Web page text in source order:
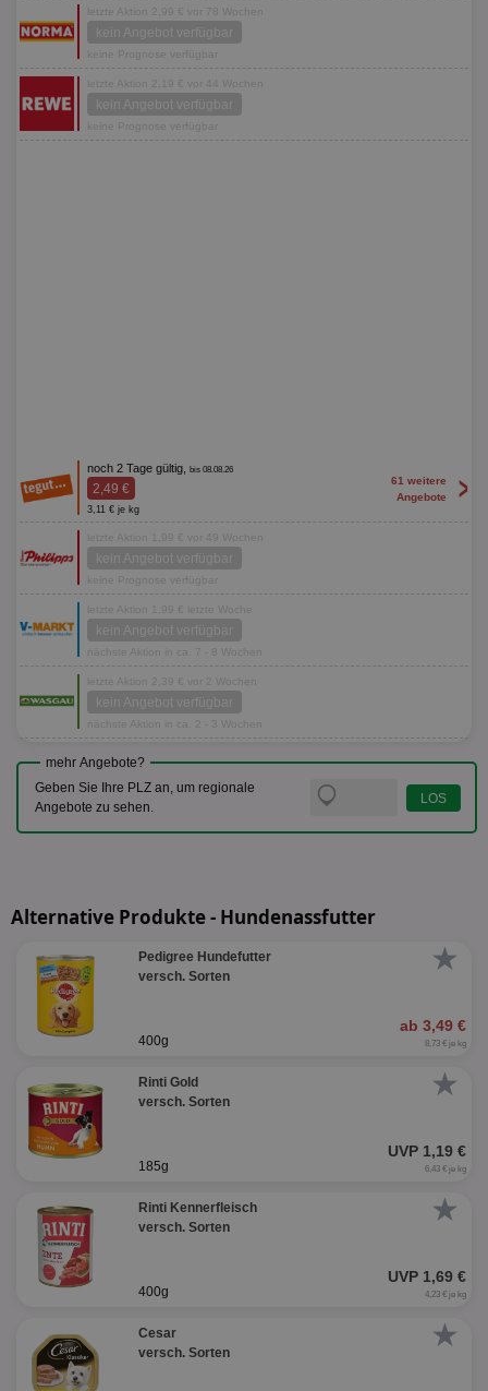
letzte Aktion 2,99 € vor 78 Wochen
kein Angebot verfügbar
keine Prognose verfügbar
letzte Aktion 2,19 € vor 44 Wochen
kein Angebot verfügbar
keine Prognose verfügbar
noch 2 Tage gültig, bis 08.08.26
2,49 €
3,11 € je kg
61 weitere
Angebote
>
letzte Aktion 1,99 € vor 49 Wochen
kein Angebot verfügbar
keine Prognose verfügbar
letzte Aktion 1,99 € letzte Woche
kein Angebot verfügbar
nächste Aktion in ca. 7 - 8 Wochen
letzte Aktion 2,39 € vor 2 Wochen
kein Angebot verfügbar
nächste Aktion in ca. 2 - 3 Wochen
mehr Angebote?
Geben Sie Ihre PLZ an, um regionale
Angebote zu sehen.
Alternative Produkte - Hundenassfutter
★
Pedigree Hundefutter
versch. Sorten
ab 3,49 €
400g 8,73 € je kg
★
Rinti Gold
versch. Sorten
UVP 1,19 €
185g 6,43 € je kg
★
Rinti Kennerfleisch
versch. Sorten
UVP 1,69 €
400g 4,23 € je kg
★
Cesar
versch. Sorten